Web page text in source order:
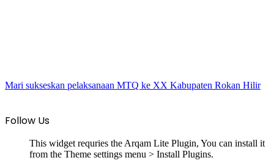
Mari sukseskan pelaksanaan MTQ ke XX Kabupaten Rokan Hilir
Follow Us
This widget requries the Arqam Lite Plugin, You can install it
from the Theme settings menu > Install Plugins.